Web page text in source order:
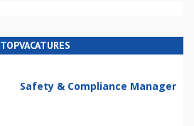
TOPVACATURES
Safety & Compliance Manager